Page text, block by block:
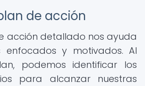
de acción
acción detallado nos ayuda
enfocados y motivados. Al
podemos identificar los
para alcanzar nuestras